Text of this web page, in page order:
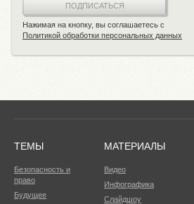
ПОДПИСАТЬСЯ
Нажимая на кнопку, вы соглашаетесь с
Политикой обработки персональных данных
ТЕМЫ
Безопасность и
право
Будущее
МАТЕРИАЛЫ
Видео
Инфографика
Слайдшоу